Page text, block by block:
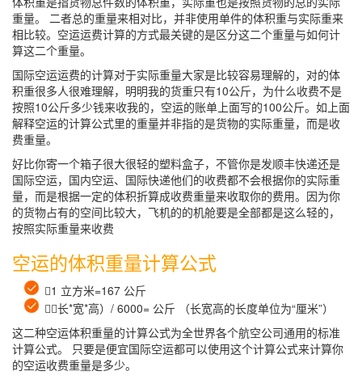
重量。 二者总的重量来相对比，并非使用单件的体积重与实际重来
相比较。空运运费计算的方式最关键的是区分这二个重量与如何计
算这二个重量。
国际空运运费的计算对于实际重量大家是比较容易理解的，对的体
积重很多人很难理解，明明我的货重只有10公斤，为什么收费不是
按照10公斤多少钱来收我的，空运的账单上面写的100公斤。如上面
解释空运的计算公式里的重量并非指的是货物的实际重量，而是收
费重量。
好比你寄一个箱子很大很轻的塑料盒子，不管你是发顺丰快递还是
国际空运，国内空运、国际快递他们的收费都不会根据你的实际重
量，而是根据一定的体积折算成收费重量来收取你的费用。因为你
的货物占有的空间比较大，飞机的的机舱要是全部都是这么轻的，
按照实际重量来收费
空运的体积重量计算公式
1 立方米=167 公斤
（长*宽*高）/ 6000= 公斤 （长宽高的长度单位为“厘米”）
这二种空运体积重量的计算公式为全世界各个航空公司通用的标准
计算公式。 只要是便宜国际空运都可以使用这个计算公式来计算你
的空运收费重量是多少。